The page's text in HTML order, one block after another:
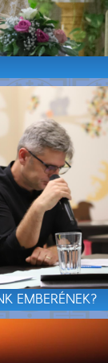
EMBERÉNEK?